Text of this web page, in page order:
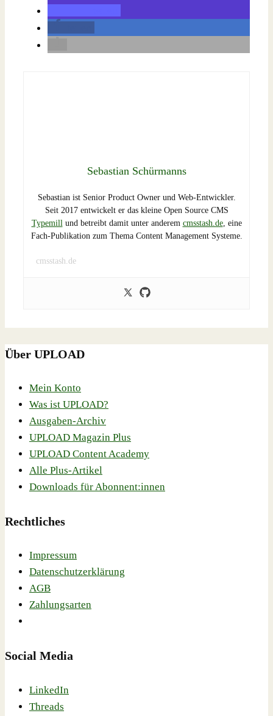
Sebastian Schürmanns
Sebastian ist Senior Product Owner und Web-Entwickler.
Seit 2017 entwickelt er das kleine Open Source CMS
Typemill und betreibt damit unter anderem cmsstash.de, eine
Fach-Publikation zum Thema Content Management Systeme.
cmsstash.de
Über UPLOAD
Mein Konto
Was ist UPLOAD?
Ausgaben-Archiv
UPLOAD Magazin Plus
UPLOAD Content Academy
Alle Plus-Artikel
Downloads für Abonnent:innen
Rechtliches
Impressum
Datenschutzerklärung
AGB
Zahlungsarten
Social Media
LinkedIn
Threads